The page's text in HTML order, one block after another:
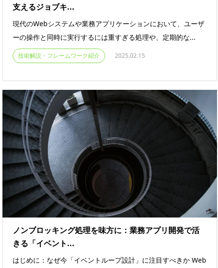
支えるジョブキ...
現代のWebシステムや業務アプリケーションにおいて、ユーザ
ーの操作と同時に実行するには重すぎる処理や、定期的な...
技術解説・フレームワーク紹介 2025.02.15
ノンブロッキング処理を味方に：業務アプリ開発で活
きる「イベント...
はじめに：なぜ今「イベントループ設計」に注目すべきか Web